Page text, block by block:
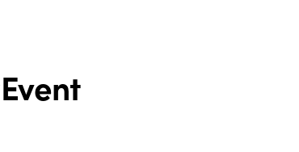
Event